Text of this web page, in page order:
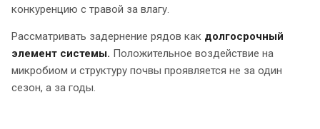
конкуренцию с травой за влагу.
Рассматривать задернение рядов как долгосрочный
элемент системы. Положительное воздействие на
микробиом и структуру почвы проявляется не за один
сезон, а за годы.